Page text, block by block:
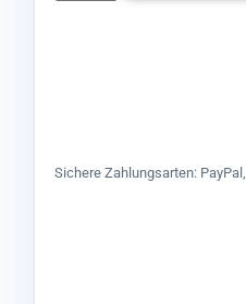
Sichere Zahlungsarten: